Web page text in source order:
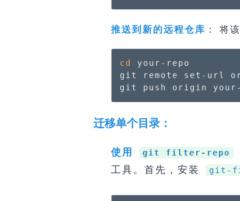
推送到新的远程仓库 ： 将
cd
your-repo
git remote set-url
git push origin your-
迁移单个目录：
使用 git filter-repo
工具。首先，安装
git-